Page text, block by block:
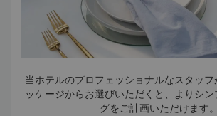
当ホテルのプロフェッショナルなスタッ
ッケージからお選びいただくと、よりシ
グをご計画いただけます。